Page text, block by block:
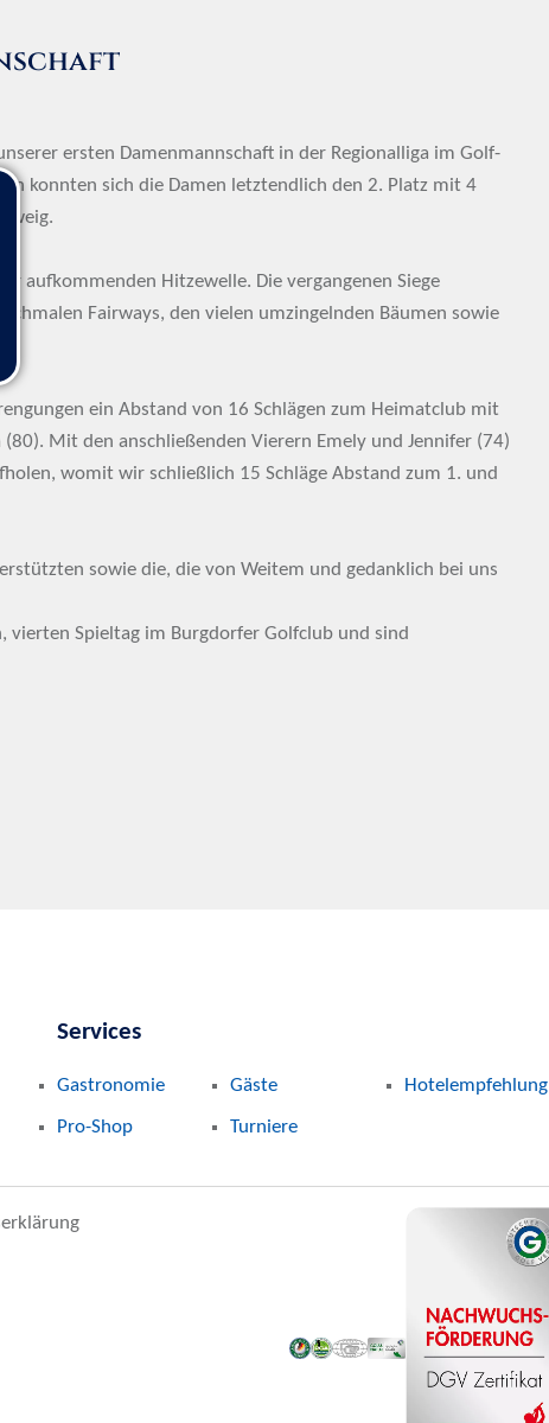
ersten Damenmannschaft in der Regionalliga im Golf-
konnten sich die Damen letztendlich den 2. Platz mit 4
aufkommenden Hitzewelle. Die vergangenen Siege
Fairways, den vielen umzingelnden Bäumen sowie
ein Abstand von 16 Schlägen zum Heimatclub mit
Mit den anschließenden Vierern Emely und Jennifer (74)
womit wir schließlich 15 Schläge Abstand zum 1. und
sowie die, die von Weitem und gedanklich bei uns
Spieltag im Burgdorfer Golfclub und sind
Services
Gastronomie Gäste Hotelempfehlung
Pro-Shop Turniere